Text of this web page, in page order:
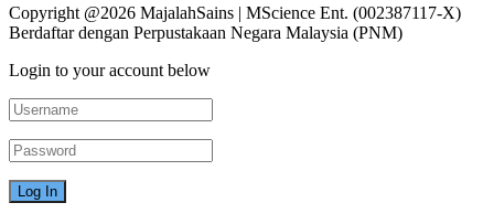
Copyright @2026 MajalahSains | MScience Ent. (002387117-X)
Berdaftar dengan Perpustakaan Negara Malaysia (PNM)
Login to your account below